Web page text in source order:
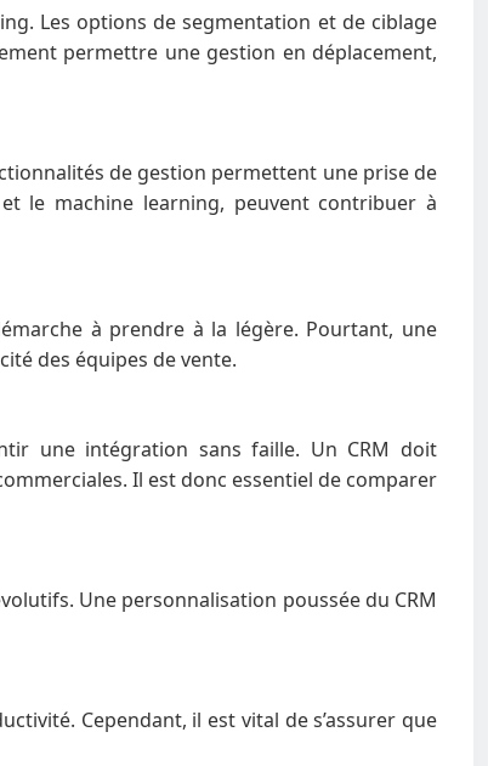
Les options de segmentation et de ciblage
permettre une gestion en déplacement,
de gestion permettent une prise de
le machine learning, peuvent contribuer à
à prendre à la légère. Pourtant, une
des équipes de vente.
une intégration sans faille. Un CRM doit
Il est donc essentiel de comparer
Une personnalisation poussée du CRM
Cependant, il est vital de s’assurer que